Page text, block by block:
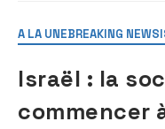
A LA UNEBREAKING NEWS
Israël : la
commencer